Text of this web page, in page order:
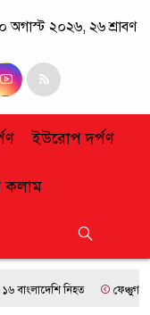
অগাস্ট ২০২৬, ২৬ শ্রাবণ
ইউরোপ দর্পণ
কলাম
নিহত ফেঞ্চুগঞ্জে